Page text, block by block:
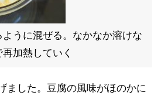
うに混ぜる。なかなか溶けな
加熱していく
ました。豆腐の風味がほのかに